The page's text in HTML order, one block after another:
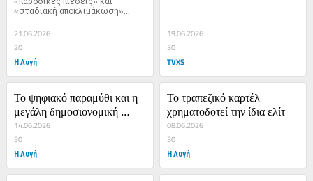
«σταδιακή αποκλιμάκωση»...
21.06.2026
20
Η Αυγή
19.06.2026
30
TVXS
Το ψηφιακό παραμύθι και η
μεγάλη δημοσιονομική
σφαγή της Ευρώπης
14.06.2026
30
Η Αυγή
Το τραπεζικό καρτέλ
χρηματοδοτεί την ίδια ελίτ
08.06.2026
30
Η Αυγή